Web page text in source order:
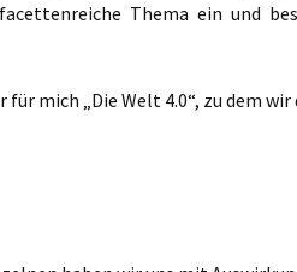
Thema ein und
mich „Die Welt 4.0“, zu dem